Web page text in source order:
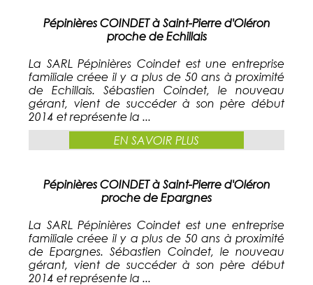
Pépinières COINDET à Saint-Pierre d'Oléron
proche de Echillais
La SARL Pépinières Coindet est une entreprise
familiale créee il y a plus de 50 ans à proximité
de Echillais. Sébastien Coindet, le nouveau
gérant, vient de succéder à son père début
2014 et représente la ...
EN SAVOIR PLUS
Pépinières COINDET à Saint-Pierre d'Oléron
proche de Epargnes
La SARL Pépinières Coindet est une entreprise
familiale créee il y a plus de 50 ans à proximité
de Epargnes. Sébastien Coindet, le nouveau
gérant, vient de succéder à son père début
2014 et représente la ...